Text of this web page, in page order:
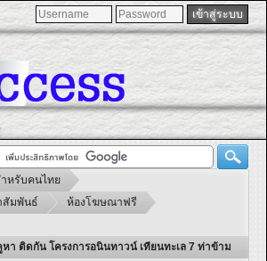
ำหรับคนไทย
สัมพันธ์
ห้องโฆษณาฟรี
า ติดกัน โครงการอนินทาวน์ เทียนทะเล 7 ท่าข้าม